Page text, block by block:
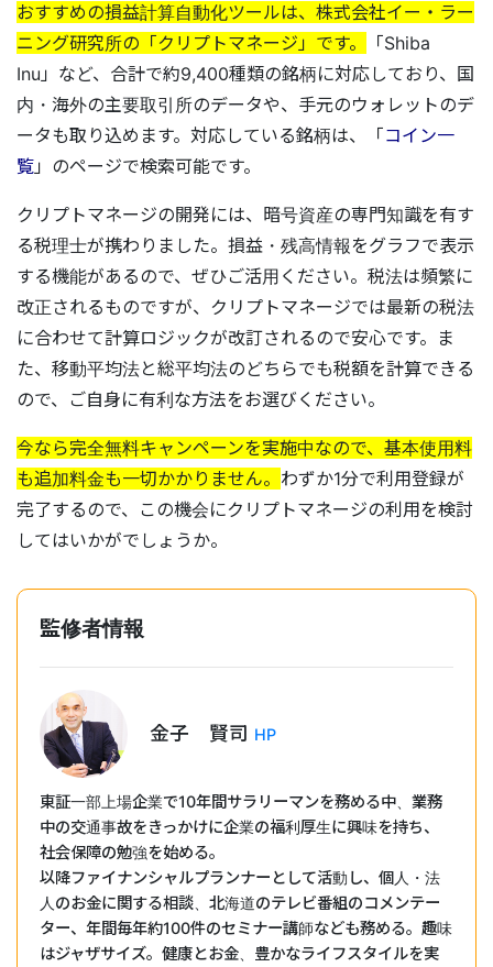
おすすめの損益計算自動化ツールは、株式会社イー・ラー
ニング研究所の「クリプトマネージ」です。
「Shiba
Inu」など、合計で約9,400種類の銘柄に対応しており、国
内・海外の主要取引所のデータや、手元のウォレットのデ
ータも取り込めます。対応している銘柄は、「コイン一
覧」のページで検索可能です。
クリプトマネージの開発には、暗号資産の専門知識を有す
る税理士が携わりました。損益・残高情報をグラフで表示
する機能があるので、ぜひご活用ください。税法は頻繁に
改正されるものですが、クリプトマネージでは最新の税法
に合わせて計算ロジックが改訂されるので安心です。ま
た、移動平均法と総平均法のどちらでも税額を計算できる
ので、ご自身に有利な方法をお選びください。
今なら完全無料キャンペーンを実施中なので、基本使用料
も追加料金も一切かかりません。 わずか1分で利用登録が
完了するので、この機会にクリプトマネージの利用を検討
してはいかがでしょうか。
監修者情報
金子 賢司 HP
東証一部上場企業で10年間サラリーマンを務める中、業務
中の交通事故をきっかけに企業の福利厚生に興味を持ち、
社会保障の勉強を始める。
以降ファイナンシャルプランナーとして活動し、個人・法
人のお金に関する相談、北海道のテレビ番組のコメンテー
ター、年間毎年約100件のセミナー講師なども務める。趣味
はジャザサイズ。健康とお金、豊かなライフスタイルを実